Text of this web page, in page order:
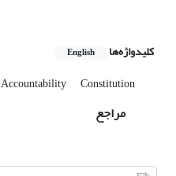
کلیدواژه‌ها English
Accountability Constitution
مراجع